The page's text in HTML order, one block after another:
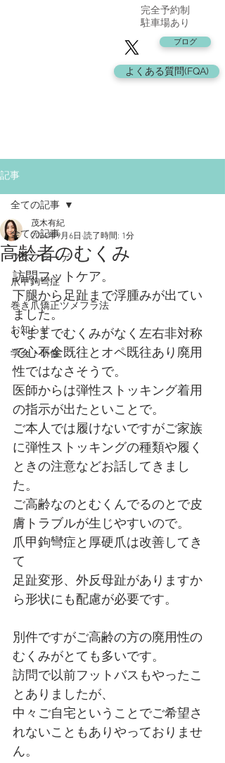
​完全予約制
駐車場あり
ブログ
よくある質問(FQA)
記事
全ての記事
フスフレーゲ
爪甲鉤彎症
巻き爪矯正ツメフラ法
お知らせ
学会・研修
全ての記事
高齢者のむくみ
茂木有紀
2024年9月6日 読了時間: 1分
訪問フットケア。
下腿から足趾まで浮腫みが出てい
ました。
いままでむくみがなく左右非対称
で心不全既往とオペ既往あり廃用
性ではなさそうで。
医師からは弾性ストッキング着用
の指示が出たといことで。
ご本人では履けないですがご家族
に弾性ストッキングの種類や履く
ときの注意などお話してきまし
た。
ご高齢なのとむくんでるのとで皮
膚トラブルが生じやすいので。
爪甲鉤彎症と厚硬爪は改善してき
て
足趾変形、外反母趾がありますか
ら形状にも配慮が必要です。
別件ですがご高齢の方の廃用性の
むくみがとても多いです。
訪問で以前フットバスもやったこ
とありましたが、
中々ご自宅ということでご希望さ
れないこともありやっておりませ
ん。